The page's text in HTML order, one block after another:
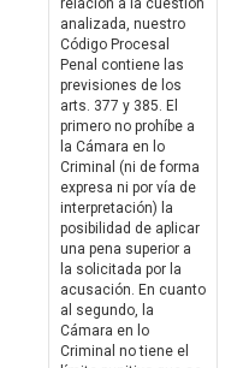
relación a la cuestión
analizada, nuestro
Código Procesal
Penal contiene las
previsiones de los
arts. 377 y 385. El
primero no prohíbe a
la Cámara en lo
Criminal (ni de forma
expresa ni por vía de
interpretación) la
posibilidad de aplicar
una pena superior a
la solicitada por la
acusación. En cuanto
al segundo, la
Cámara en lo
Criminal no tiene el